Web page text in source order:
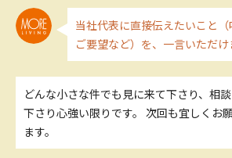
当社代表に直接伝えたいこと
ご要望など）を、一言いただけ
どんな小さな件でも見に来て下さり、相
下さり心強い限りです。 次回も宜しくお
ます。